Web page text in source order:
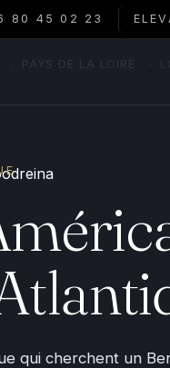
80 45 02 23
qui cherchent un